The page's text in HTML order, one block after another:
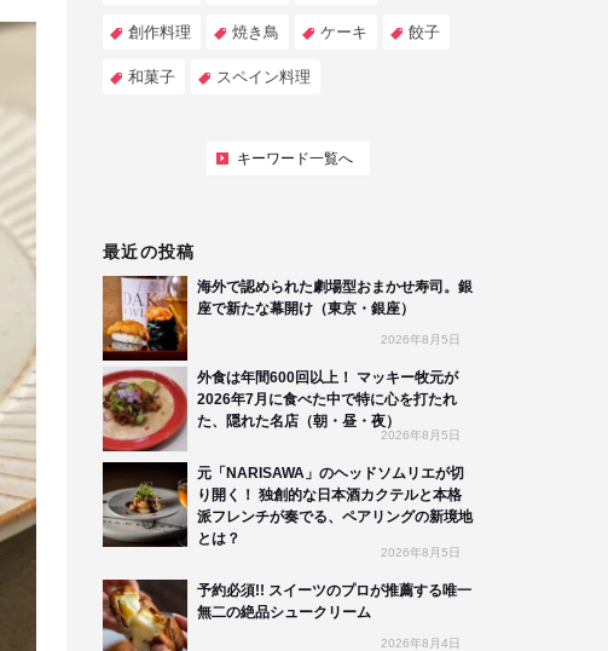
創作料理 焼き鳥 ケーキ 餃子
和菓子 スペイン料理
キーワード一覧へ
最近の投稿
海外で認められた劇場型おまかせ寿司。銀
座で新たな幕開け（東京・銀座）
2026年8月5日
外食は年間600回以上！ マッキー牧元が
2026年7月に食べた中で特に心を打たれ
た、隠れた名店（朝・昼・夜）
2026年8月5日
元「NARISAWA」のヘッドソムリエが切
り開く！ 独創的な日本酒カクテルと本格
派フレンチが奏でる、ペアリングの新境地
とは？
2026年8月5日
予約必須!! スイーツのプロが推薦する唯一
無二の絶品シュークリーム
2026年8月4日